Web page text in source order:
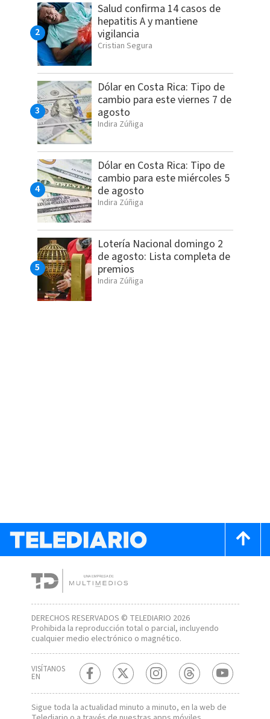
Salud confirma 14 casos de
hepatitis A y mantiene
vigilancia
Cristian Segura
Dólar en Costa Rica: Tipo de
cambio para este viernes 7 de
agosto
Indira Zúñiga
Dólar en Costa Rica: Tipo de
cambio para este miércoles 5
de agosto
Indira Zúñiga
Lotería Nacional domingo 2
de agosto: Lista completa de
premios
Indira Zúñiga
DERECHOS RESERVADOS © TELEDIARIO 2026
Prohibida la reproducción total o parcial, incluyendo
cualquier medio electrónico o magnético.
VISÍTANOS
EN
Sigue toda la actualidad minuto a minuto, en la web de